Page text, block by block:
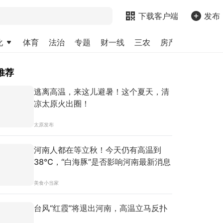
下载客户端 发布
体育 法治 专题 财一线 三农 房产
荐
逃离高温，来这儿避暑！这个夏天，清
凉太原火出圈！
太原发布
河南人都在等立秋！今天仍有高温到
38℃，“白海豚”是否影响河南最新消息
美食小当家
台风“红霞”将退出河南，高温立马反扑